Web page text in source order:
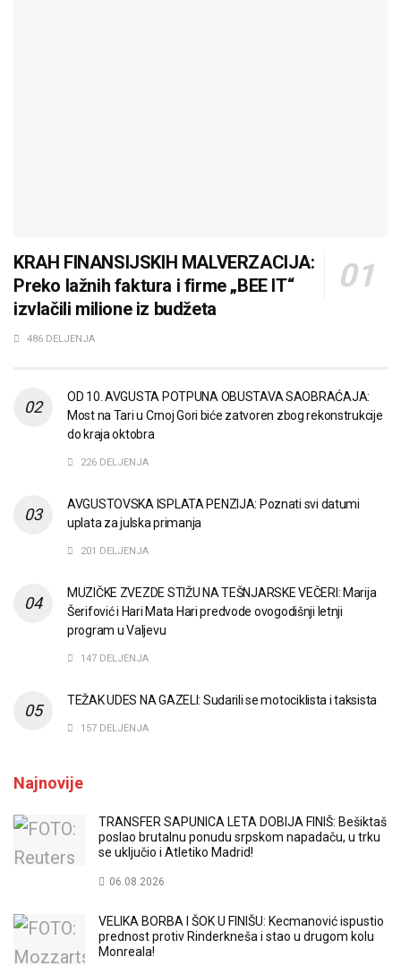
KRAH FINANSIJSKIH MALVERZACIJA:
Preko lažnih faktura i firme „BEE IT“
izvlačili milione iz budžeta
486 DELJENJA
OD 10. AVGUSTA POTPUNA OBUSTAVA SAOBRAĆAJA:
Most na Tari u Crnoj Gori biće zatvoren zbog rekonstrukcije
do kraja oktobra
226 DELJENJA
AVGUSTOVSKA ISPLATA PENZIJA: Poznati svi datumi
uplata za julska primanja
201 DELJENJA
MUZIČKE ZVEZDE STIŽU NA TEŠNJARSKE VEČERI: Marija
Šerifović i Hari Mata Hari predvode ovogodišnji letnji
program u Valjevu
147 DELJENJA
TEŽAK UDES NA GAZELI: Sudarili se motociklista i taksista
157 DELJENJA
Najnovije
TRANSFER SAPUNICA LETA DOBIJA FINIŠ: Bešiktaš
poslao brutalnu ponudu srpskom napadaču, u trku
se uključio i Atletiko Madrid!
06.08.2026
VELIKA BORBA I ŠOK U FINIŠU: Kecmanović ispustio
prednost protiv Rinderkneša i stao u drugom kolu
Monreala!